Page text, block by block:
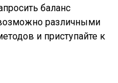
баланс
различными
и приступайте к